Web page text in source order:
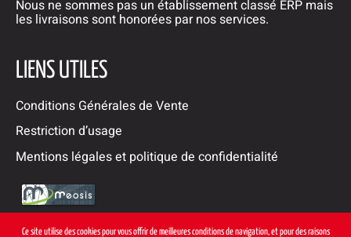
Nous ne sommes pas un établissement classé ERP mais
les livraisons sont honorées par nos services.
LIENS UTILES
Conditions Générales de Vente
Restriction d’usage
Mentions légales et politique de confidentialité
Ce site utilise des cookies pour vous offrir de meilleures conditions de navigation, et pour des raisons